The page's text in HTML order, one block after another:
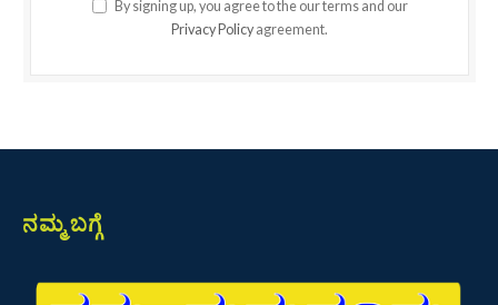
By signing up, you agree to the our terms and our
Privacy Policy agreement.
ನಮ್ಮ ಬಗ್ಗೆ